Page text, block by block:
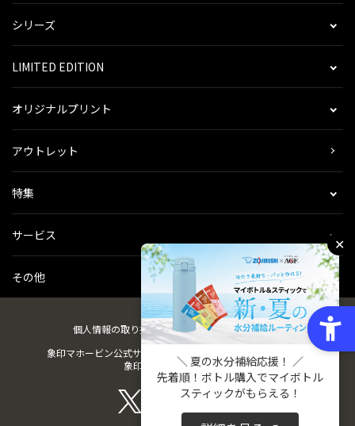
シリーズ
LIMITED EDITION
オリジナルプリント
アウトレット
特集
サービス
その他
個人情報の取り扱い会社概要ご利用規約会員規約
象印マホービン公式サイト
象印パーツダイレクト
✕
＼ 夏の水分補給応援！ ／
先着順！ボトル購入でマイボトル
スティックがもらえる！